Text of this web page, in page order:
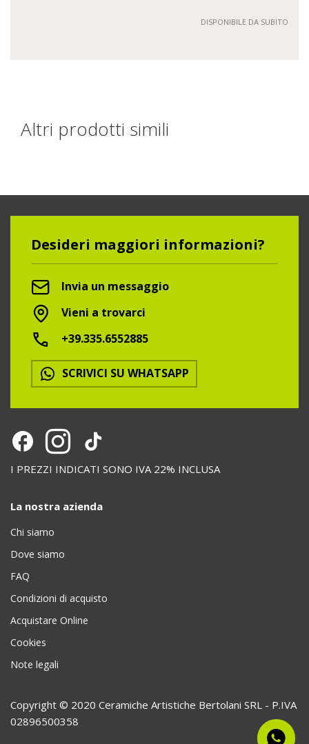
DISPONIBILE DA SUBITO
Altri prodotti simili
Desideri maggiori informazioni?
Invia un messaggio
Vieni a trovarci
+39.335.6552885
SCRIVICI SU WHATSAPP
I PREZZI INDICATI SONO IVA 22% INCLUSA
La nostra azienda
Chi siamo
Dove siamo
FAQ
Condizioni di acquisto
Acquistare Online
Cookies
Note legali
Copyright © 2020 Ceramiche Artistiche Bertolani SRL - P.IVA
02896500358